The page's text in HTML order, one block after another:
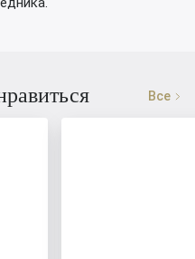
Все